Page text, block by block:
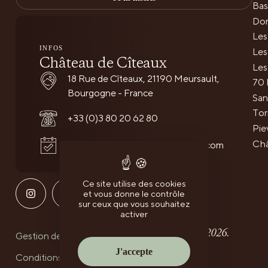
Ce site utilise des cookies
et vous donne le contrôle
sur ceux que vous souhaitez
activer
J'accepte
INFOS
Château de Cîteaux
18 Rue de Cîteaux, 21190 Meursault,
Bourgogne - France
+33 (0)3 80 20 62 80
reservations@chateaudeciteaux.com
70
Gestion des Cookies
Conditions de Ventes
Fontenille Collection © 2026.